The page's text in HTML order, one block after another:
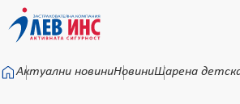
Към основното съдържание
Актуални новиниНовиниШарена